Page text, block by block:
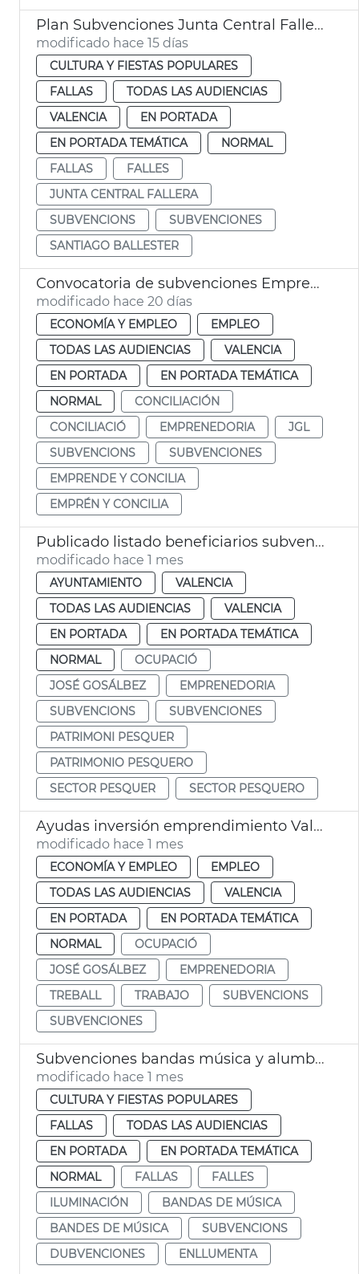
Plan Subvenciones Junta Central Fallera València
modificado hace 15 días
CULTURA Y FIESTAS POPULARES
FALLAS
TODAS LAS AUDIENCIAS
VALENCIA
EN PORTADA
EN PORTADA TEMÁTICA
NORMAL
FALLAS
FALLES
JUNTA CENTRAL FALLERA
SUBVENCIONS
SUBVENCIONES
SANTIAGO BALLESTER
Convocatoria de subvenciones Emprende y concilia
modificado hace 20 días
ECONOMÍA Y EMPLEO
EMPLEO
TODAS LAS AUDIENCIAS
VALENCIA
EN PORTADA
EN PORTADA TEMÁTICA
NORMAL
CONCILIACIÓN
CONCILIACIÓ
EMPRENEDORIA
JGL
SUBVENCIONS
SUBVENCIONES
EMPRENDE Y CONCILIA
EMPRÉN Y CONCILIA
Publicado listado beneficiarios subvenciones patrimonio pesquero 2026 València
modificado hace 1 mes
AYUNTAMIENTO
VALENCIA
TODAS LAS AUDIENCIAS
VALENCIA
EN PORTADA
EN PORTADA TEMÁTICA
NORMAL
OCUPACIÓ
JOSÉ GOSÁLBEZ
EMPRENEDORIA
SUBVENCIONS
SUBVENCIONES
PATRIMONI PESQUER
PATRIMONIO PESQUERO
SECTOR PESQUER
SECTOR PESQUERO
Ayudas inversión emprendimiento València
modificado hace 1 mes
ECONOMÍA Y EMPLEO
EMPLEO
TODAS LAS AUDIENCIAS
VALENCIA
EN PORTADA
EN PORTADA TEMÁTICA
NORMAL
OCUPACIÓ
JOSÉ GOSÁLBEZ
EMPRENEDORIA
TREBALL
TRABAJO
SUBVENCIONS
SUBVENCIONES
Subvenciones bandas música y alumbrado calles Fallas València
modificado hace 1 mes
CULTURA Y FIESTAS POPULARES
FALLAS
TODAS LAS AUDIENCIAS
EN PORTADA
EN PORTADA TEMÁTICA
NORMAL
FALLAS
FALLES
ILUMINACIÓN
BANDAS DE MÚSICA
BANDES DE MÚSICA
SUBVENCIONS
DUBVENCIONES
ENLLUMENTA